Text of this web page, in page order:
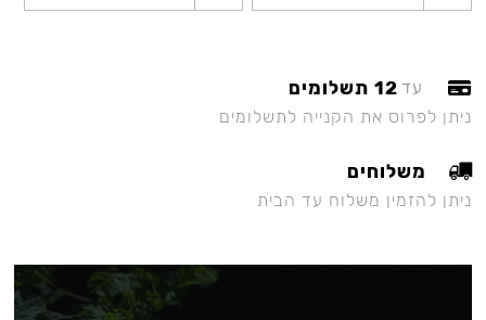
עד 12 תשלומים
ניתן לפרוס את הקנייה לתשלומים
משלוחים
ניתן להזמין משלוח עד הבית